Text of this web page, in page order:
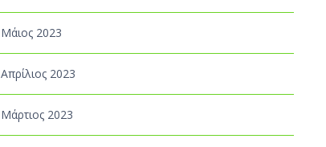
Μάιος 2023
Απρίλιος 2023
Μάρτιος 2023